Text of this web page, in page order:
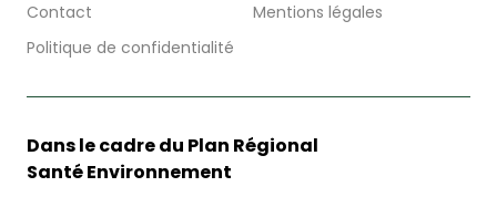
Contact
Mentions légales
Politique de confidentialité
Dans le cadre du Plan Régional
Santé Environnement